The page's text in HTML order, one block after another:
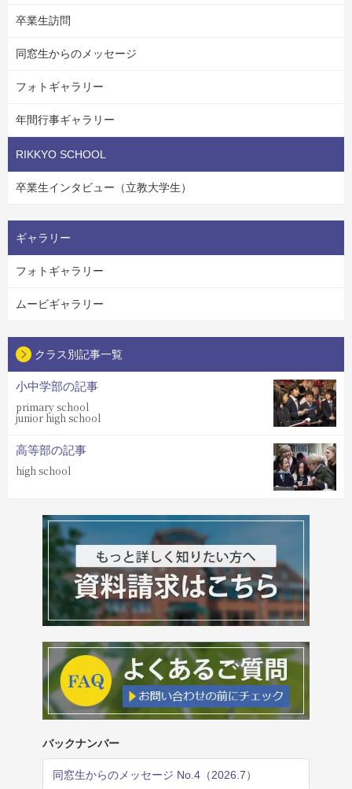
卒業生訪問
同窓生からのメッセージ
フォトギャラリー
年間行事ギャラリー
RIKKYO SCHOOL
卒業生インタビュー（立教大学生）
ギャラリー
フォトギャラリー
ムービギャラリー
クラス別記事一覧
小中学部の記事
primary school
junior high school
高等部の記事
high school
バックナンバー
同窓生からのメッセージ No.4（2026.7）